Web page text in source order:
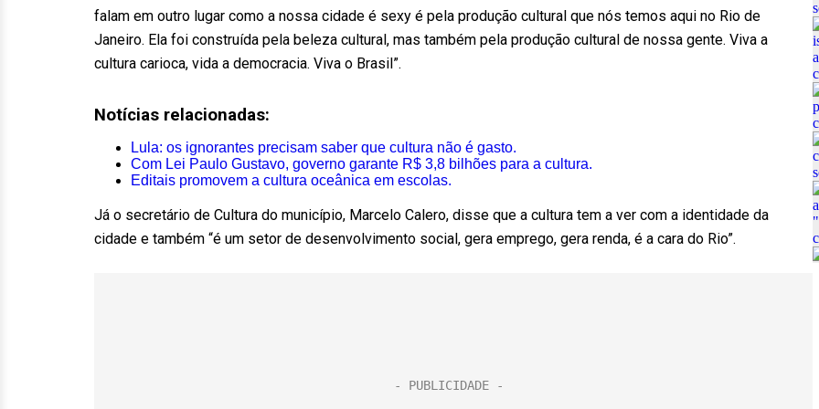
falam em outro lugar como a nossa cidade é sexy é pela produção cultural que nós temos aqui no Rio de
Janeiro. Ela foi construída pela beleza cultural, mas também pela produção cultural de nossa gente. Viva a
cultura carioca, vida a democracia. Viva o Brasil”.
Notícias relacionadas:
Lula: os ignorantes precisam saber que cultura não é gasto.
Com Lei Paulo Gustavo, governo garante R$ 3,8 bilhões para a cultura.
Editais promovem a cultura oceânica em escolas.
Já o secretário de Cultura do município, Marcelo Calero, disse que a cultura tem a ver com a identidade da
cidade e também “é um setor de desenvolvimento social, gera emprego, gera renda, é a cara do Rio”.